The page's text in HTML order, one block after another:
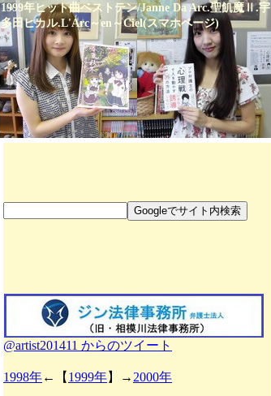
1999年ヒット曲ベストテン/Janne Da Arc.聖飢魔Ⅱ.宇
多田ヒカル.L'Arc～en～Ciel(スマホページ)
@artist201411 からのツイート
1998年←【 1999年】→ 2000年